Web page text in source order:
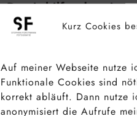
Kurz Cookies
Auf meiner Webseite nutze
Funktionale Cookies sind
korrekt abläuft. Dann nutze
anonymisiert die Aufrufe
Damit hilfst du mir